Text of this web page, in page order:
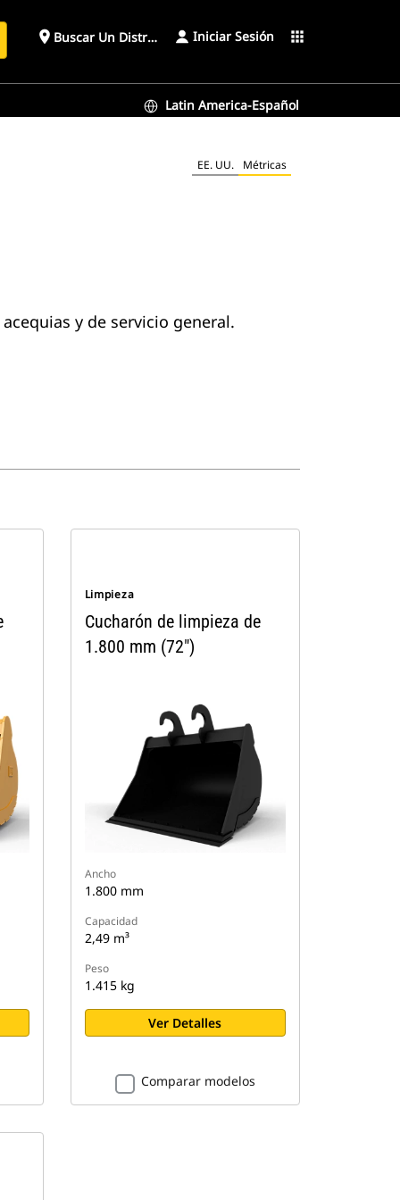
place Buscar Un Distribuidor Iniciar Sesión apps
Latin America-Español
EE. UU. Métricas
y de servicio general.
Limpieza
Cucharón de limpieza de
1.800 mm (72")
Ancho
1.800 mm
Capacidad
2,49 m³
Peso
1.415 kg
Ver Detalles
Comparar modelos